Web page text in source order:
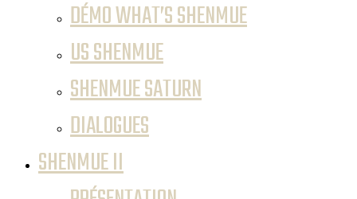
DÉMO WHAT’S SHENMUE
US SHENMUE
SHENMUE SATURN
DIALOGUES
SHENMUE II